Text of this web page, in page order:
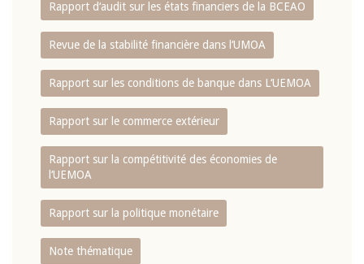
Rapport d‘audit sur les états financiers de la BCEAO
Revue de la stabilité financière dans l‘UMOA
Rapport sur les conditions de banque dans L‘UEMOA
Rapport sur le commerce extérieur
Rapport sur la compétitivité des économies de
l‘UEMOA
Rapport sur la politique monétaire
Note thématique